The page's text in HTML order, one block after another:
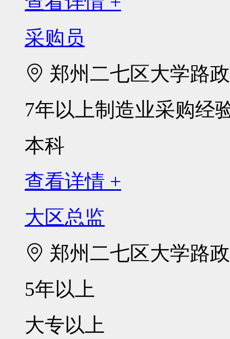
采购员
郑州二七区大学路
7年以上制造业采购经
本科
查看详情 +
大区总监
郑州二七区大学路
5年以上
大专以上